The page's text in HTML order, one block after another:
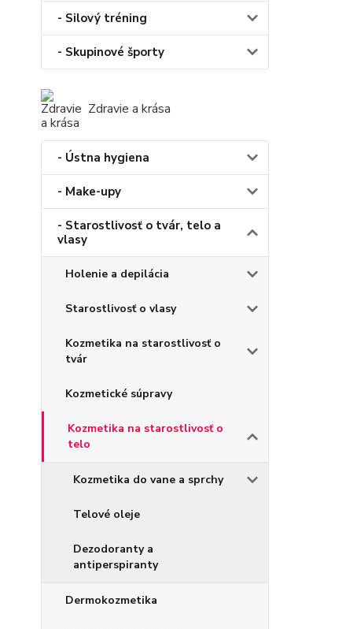
- Silový tréning
- Skupinové športy
Zdravie a krása
- Ústna hygiena
- Make-upy
- Starostlivosť o tvár, telo a
vlasy
Holenie a depilácia
Starostlivosť o vlasy
Kozmetika na starostlivosť o
tvár
Kozmetické súpravy
Kozmetika na starostlivosť o
telo
Kozmetika do vane a sprchy
Telové oleje
Dezodoranty a
antiperspiranty
Dermokozmetika